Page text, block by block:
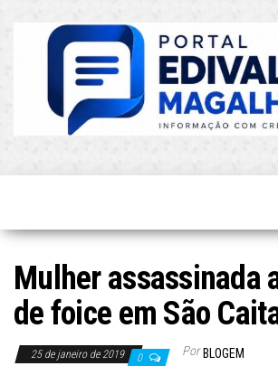
Atualizado!
Mulher assassinada
de foice em São
25 de janeiro de 2019 0 Por BLOGEM